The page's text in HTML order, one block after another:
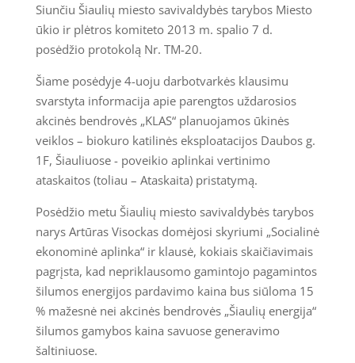
Siunčiu Šiaulių miesto savivaldybės tarybos Miesto
ūkio ir plėtros komiteto 2013 m. spalio 7 d.
posėdžio protokolą Nr. TM-20.
Šiame posėdyje 4-uoju darbotvarkės klausimu
svarstyta informacija apie parengtos uždarosios
akcinės bendrovės „KLAS“ planuojamos ūkinės
veiklos – biokuro katilinės eksploatacijos Daubos g.
1F, Šiauliuose - poveikio aplinkai vertinimo
ataskaitos (toliau – Ataskaita) pristatymą.
Posėdžio metu Šiaulių miesto savivaldybės tarybos
narys Artūras Visockas domėjosi skyriumi „Socialinė
ekonominė aplinka“ ir klausė, kokiais skaičiavimais
pagrįsta, kad nepriklausomo gamintojo pagamintos
šilumos energijos pardavimo kaina bus siūloma 15
% mažesnė nei akcinės bendrovės „Šiaulių energija“
šilumos gamybos kaina savuose generavimo
šaltiniuose.